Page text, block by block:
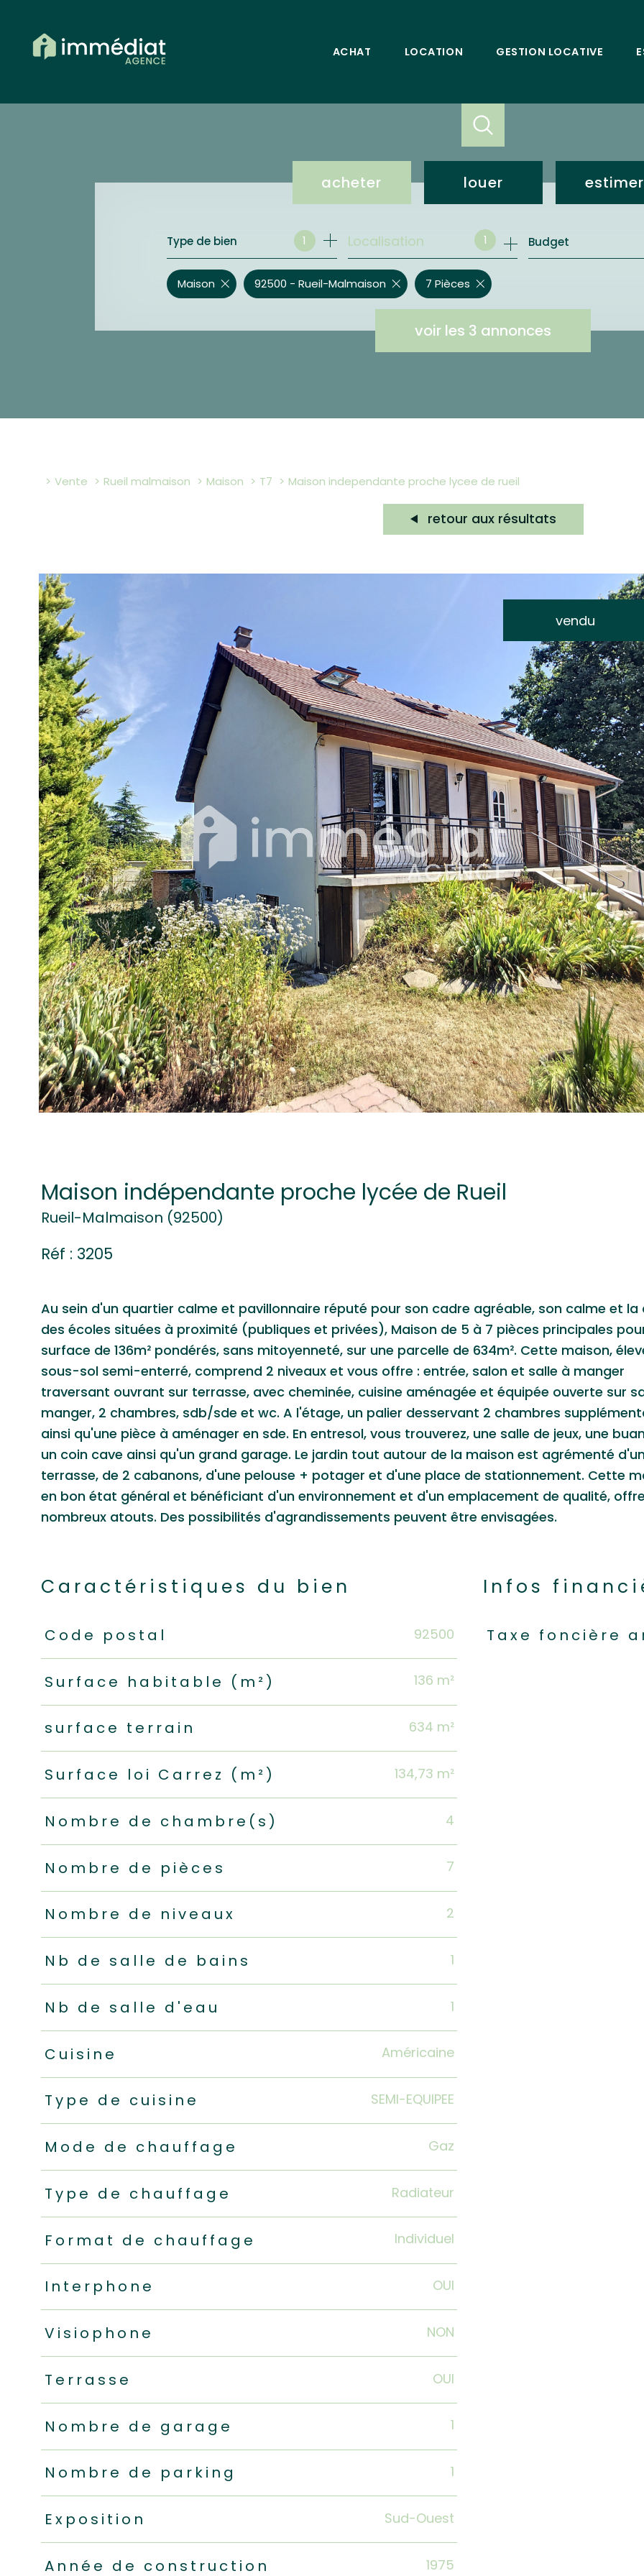
ACHAT LOCATION GESTION LOCATIVE
acheter
de l'ancien
bureaux et commerces
louer
loc. résidentielle
bureaux et commerces
estimer
Type de bien 1 1
Localisation Budget
voir les 3 annonces
Maison 92500 - Rueil-Malmaison 7 Pièces
Vente Rueil malmaison Maison T7 maison independante proche lycee de rueil
retour aux résultats
vendu
Maison indépendante proche lycée de Rueil
Rueil-Malmaison (92500)
Réf : 3205
Au sein d'un quartier calme et pavillonnaire réputé pour son cadre agréable, son calme et la
des écoles situées à proximité (publiques et privées), Maison de 5 à 7 pièces principales
surface de 136m² pondérés, sans mitoyenneté, sur une parcelle de 634m². Cette maison,
sous-sol semi-enterré, comprend 2 niveaux et vous offre : entrée, salon et salle à manger
traversant ouvrant sur terrasse, avec cheminée, cuisine aménagée et équipée ouverte sur
manger, 2 chambres, sdb/sde et wc. A l'étage, un palier desservant 2 chambres
ainsi qu'une pièce à aménager en sde. En entresol, vous trouverez, une salle de jeux, une
un coin cave ainsi qu'un grand garage. Le jardin tout autour de la maison est agrémenté
terrasse, de 2 cabanons, d'une pelouse + potager et d'une place de stationnement. Cette
en bon état général et bénéficiant d'un environnement et d'un emplacement de qualité,
nombreux atouts. Des possibilités d'agrandissements peuvent être envisagées.
Caractéristiques du bien
Caractéristiques Valeurs
Code postal 92500
Surface habitable (m²) 136 m²
surface terrain 634 m²
Surface loi Carrez (m²) 134,73 m²
Nombre de chambre(s) 4
Nombre de pièces 7
Nombre de niveaux 2
Nb de salle de bains 1
Nb de salle d'eau 1
Cuisine Américaine
Type de cuisine SEMI-EQUIPEE
Mode de chauffage Gaz
Type de chauffage Radiateur
Format de chauffage Individuel
Interphone OUI
Visiophone NON
Terrasse OUI
Nombre de garage 1
Nombre de parking 1
Exposition Sud-Ouest
Année de construction 1975
Infos
Caractéristiques
Taxe foncière